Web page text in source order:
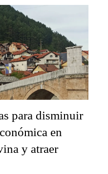
para disminuir
en
y atraer